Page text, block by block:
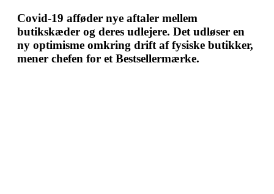
Covid-19 afføder nye aftaler mellem
butikskæder og deres udlejere. Det udløser en
ny optimisme omkring drift af fysiske butikker,
mener chefen for et Bestsellermærke.